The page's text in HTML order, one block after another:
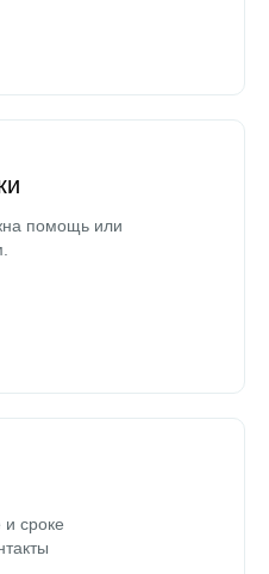
помощь или
сроке